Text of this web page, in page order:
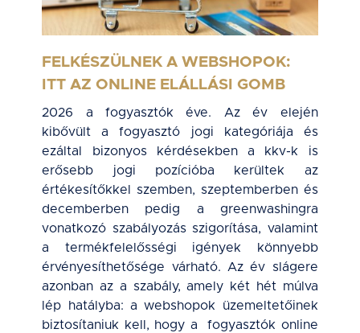
FELKÉSZÜLNEK A WEBSHOPOK:
ITT AZ ONLINE ELÁLLÁSI GOMB
2026 a fogyasztók éve. Az év elején
kibővült a fogyasztó jogi kategóriája és
ezáltal bizonyos kérdésekben a kkv-k is
erősebb jogi pozícióba kerültek az
értékesítőkkel szemben, szeptemberben és
decemberben pedig a greenwashingra
vonatkozó szabályozás szigorítása, valamint
a termékfelelősségi igények könnyebb
érvényesíthetősége várható. Az év slágere
azonban az a szabály, amely két hét múlva
lép hatályba: a webshopok üzemeltetőinek
biztosítaniuk kell, hogy a fogyasztók online